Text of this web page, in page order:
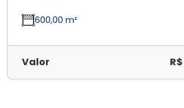
600,00 m²
Valor